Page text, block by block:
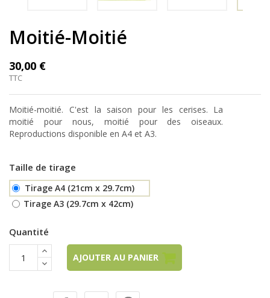
Moitié-Moitié
30,00 €
TTC
Moitié-moitié. C'est la saison pour les cerises. La
moitié pour nous, moitié pour des oiseaux.
Reproductions disponible en A4 et A3.
Taille de tirage
Tirage A4 (21cm x 29.7cm)
Tirage A3 (29.7cm x 42cm)
Quantité
AJOUTER AU PANIER